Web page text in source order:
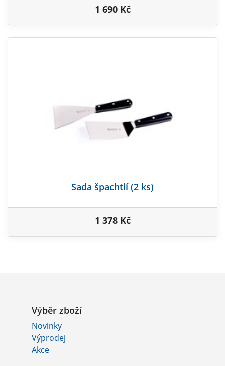
1 690 Kč
Sada špachtlí (2 ks)
1 378 Kč
Výběr zboží
Novinky
Výprodej
Akce